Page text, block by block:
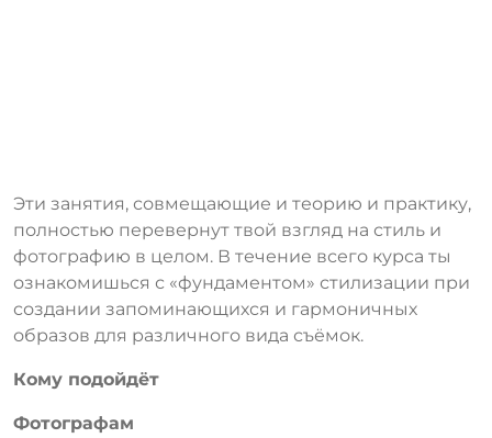
Эти занятия, совмещающие и теорию и практику,
полностью перевернут твой взгляд на стиль и
фотографию в целом. В течение всего курса ты
ознакомишься с «фундаментом» стилизации при
создании запоминающихся и гармоничных
образов для различного вида съёмок.
Кому подойдёт
Фотографам